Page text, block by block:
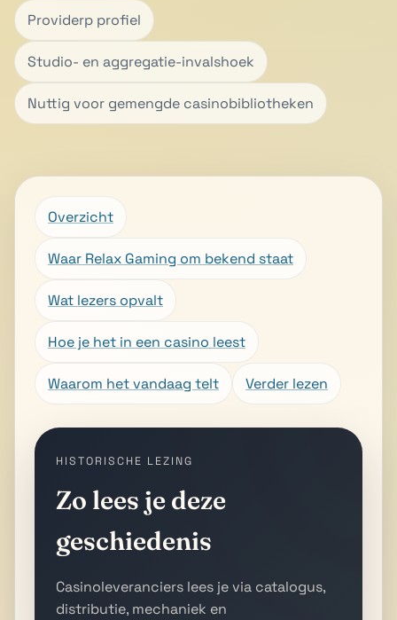
Providerp profiel
Studio- en aggregatie-invalshoek
Nuttig voor gemengde casinobibliotheken
Overzicht
Waar Relax Gaming om bekend staat
Wat lezers opvalt
Hoe je het in een casino leest
Waarom het vandaag telt Verder lezen
HISTORISCHE LEZING
Zo lees je deze
geschiedenis
Casinoleveranciers lees je via catalogus,
distributie, mechaniek en